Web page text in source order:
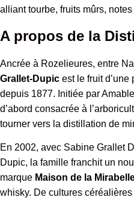
alliant tourbe, fruits mûrs,
A propos de la
Ancrée à Rozelieures, entre
Grallet-Dupic est le fruit
depuis 1877. Initiée par
d’abord consacrée à
tourner vers la distillation de
En 2002, avec Sabine Grallet
Dupic, la famille franchit un
marque Maison de la
whisky. De cultures